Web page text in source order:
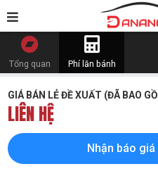
Tổng quan Phí lăn bánh
GIÁ BÁN LẺ ĐỀ XUẤT (ĐÃ BAO
LIÊN HỆ
Nhận báo